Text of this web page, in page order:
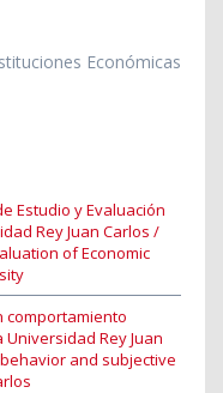
Económicas
Estudio y Evaluación
Rey Juan Carlos /
of Economic
comportamiento
Rey Juan
and subjective